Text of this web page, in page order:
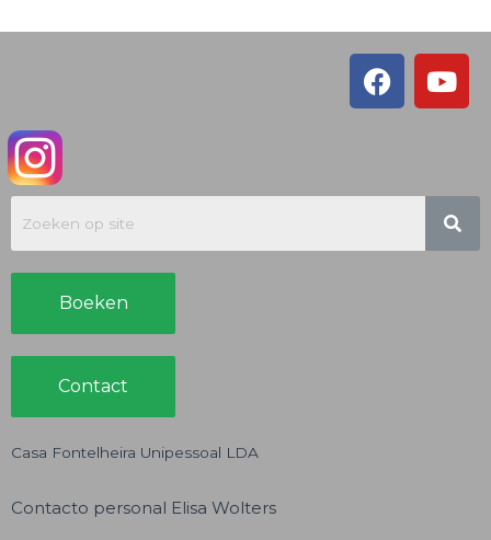
Boeken
Contact
Casa Fontelheira Unipessoal LDA
Contacto personal Elisa Wolters